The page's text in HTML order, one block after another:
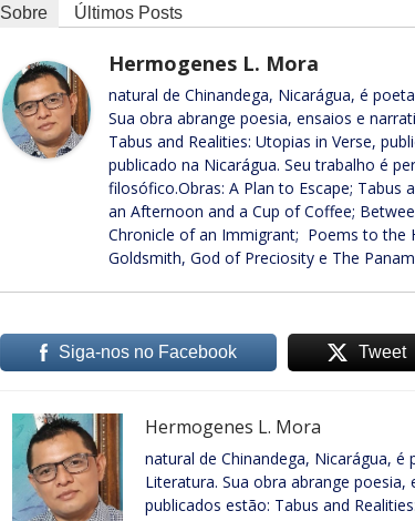
Sobre Últimos Posts
Hermogenes L. Mora
natural de Chinandega, Nicarágua, é
Sua obra abrange poesia, ensaios e
Tabus and Realities: Utopias in Verse,
publicado na Nicarágua. Seu trabalho é
filosófico.Obras: A Plan to Escape; Tabus
an Afternoon and a Cup of Coffee;
Chronicle of an Immigrant; Poems to the
Goldsmith, God of Preciosity e The
Siga-nos no Facebook Tweet
Hermogenes L. Mora
natural de Chinandega, Nicarágua,
Literatura. Sua obra abrange
publicados estão: Tabus and